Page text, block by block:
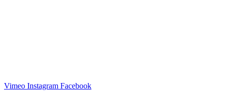
Vimeo Instagram Facebook